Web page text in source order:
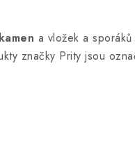
a vložek a
značky Prity jsou